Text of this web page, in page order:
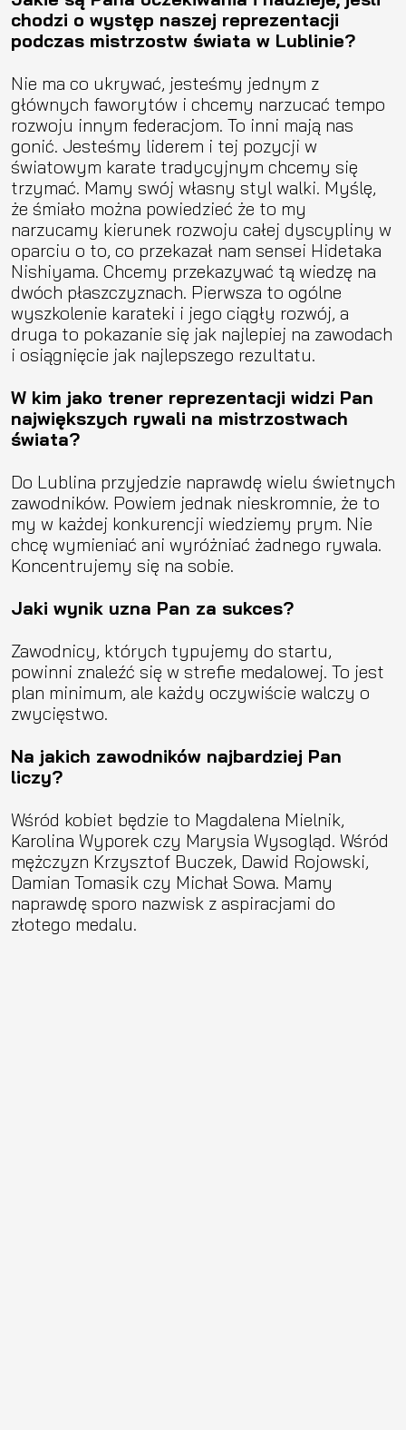
chodzi o występ naszej reprezentacji
podczas mistrzostw świata w Lublinie?
Nie ma co ukrywać, jesteśmy jednym z
głównych faworytów i chcemy narzucać tempo
rozwoju innym federacjom. To inni mają nas
gonić. Jesteśmy liderem i tej pozycji w
światowym karate tradycyjnym chcemy się
trzymać. Mamy swój własny styl walki. Myślę,
że śmiało można powiedzieć że to my
narzucamy kierunek rozwoju całej dyscypliny w
oparciu o to, co przekazał nam sensei Hidetaka
Nishiyama. Chcemy przekazywać tą wiedzę na
dwóch płaszczyznach. Pierwsza to ogólne
wyszkolenie karateki i jego ciągły rozwój, a
druga to pokazanie się jak najlepiej na zawodach
i osiągnięcie jak najlepszego rezultatu.
W kim jako trener reprezentacji widzi Pan
największych rywali na mistrzostwach
świata?
Do Lublina przyjedzie naprawdę wielu świetnych
zawodników. Powiem jednak nieskromnie, że to
my w każdej konkurencji wiedziemy prym. Nie
chcę wymieniać ani wyróżniać żadnego rywala.
Koncentrujemy się na sobie.
Jaki wynik uzna Pan za sukces?
Zawodnicy, których typujemy do startu,
powinni znaleźć się w strefie medalowej. To jest
plan minimum, ale każdy oczywiście walczy o
zwycięstwo.
Na jakich zawodników najbardziej Pan
liczy?
Wśród kobiet będzie to Magdalena Mielnik,
Karolina Wyporek czy Marysia Wysogląd. Wśród
mężczyzn Krzysztof Buczek, Dawid Rojowski,
Damian Tomasik czy Michał Sowa. Mamy
naprawdę sporo nazwisk z aspiracjami do
złotego medalu.